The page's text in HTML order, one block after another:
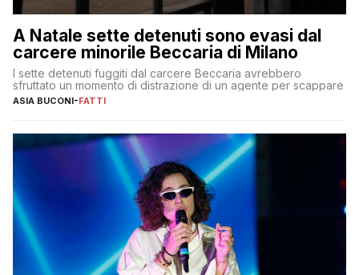
A Natale sette detenuti sono evasi dal
carcere minorile Beccaria di Milano
I sette detenuti fuggiti dal carcere Beccaria avrebbero
sfruttato un momento di distrazione di un agente per scappare
ASIA BUCONI-FATTI